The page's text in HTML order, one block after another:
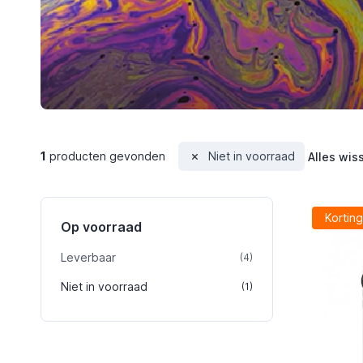
1 producten gevonden Niet in voorraad Alles
Op voorraad
Leverbaar (4)product
Niet in voorraad (1)product
Korting